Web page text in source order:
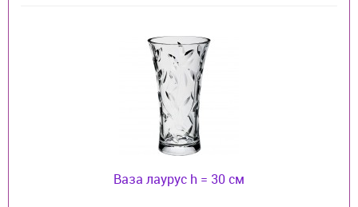
Ваза лаурус h = 30 см